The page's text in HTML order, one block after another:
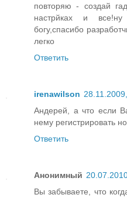
повторяю - создай
настрйках и
богу,спасибо
легко
Ответить
irenawilson
Андерей, а что если
нему регистрировать
Ответить
Анонимный
Вы забываете, что